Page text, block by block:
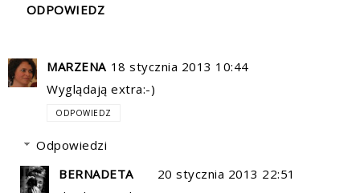
ODPOWIEDZ
MARZENA 18 stycznia 2013 10:44
Wyglądają extra:-)
ODPOWIEDZ
Odpowiedzi
BERNADETA
20 stycznia 2013 22:51